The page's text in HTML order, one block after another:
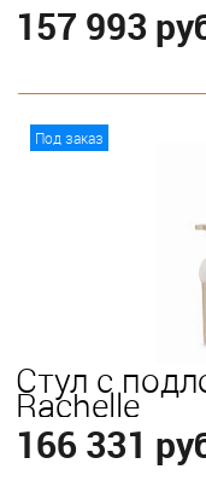
157 993
Под заказ
Стул с
Rachelle
166 331